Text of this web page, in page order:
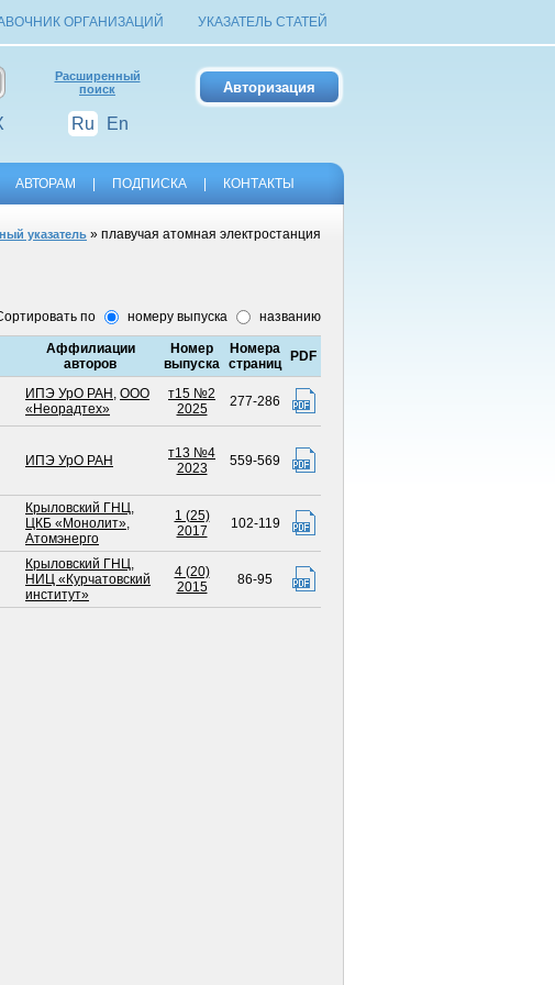
ОРГАНИЗАЦИЙ УКАЗАТЕЛЬ СТАТЕЙ
Расширенный
поиск
Ru En
АВТОРАМ ПОДПИСКА КОНТАКТЫ
указатель » плавучая атомная электростанция
по номеру выпуска названию
Аффилиации
авторов
Номер
выпуска
Номера
страниц
PDF
ИПЭ УрО РАН , ООО
«Неорадтех»
т15 №2
2025
277-286
ИПЭ УрО РАН
т13 №4
2023
559-569
Крыловский ГНЦ,
ЦКБ «Монолит»,
Атомэнерго
1 (25)
2017
102-119
Крыловский ГНЦ,
НИЦ «Курчатовский
институт»
4 (20)
2015
86-95